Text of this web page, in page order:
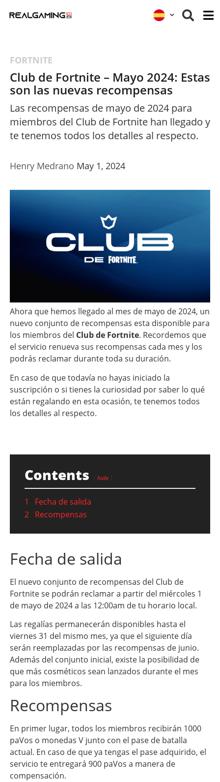
FORTNITE
Club de Fortnite – Mayo 2024: Estas
son las nuevas recompensas
Las recompensas de mayo de 2024 para
miembros del Club de Fortnite han llegado y
te tenemos todos los detalles al respecto.
Henry Medrano May 1, 2024
Ahora que hemos llegado al mes de mayo de 2024, un
nuevo conjunto de recompensas esta disponible para
los miembros del Club de Fortnite. Recordemos que
el servicio renueva sus recompensas cada mes y los
podrás reclamar durante toda su duración.
En caso de que todavía no hayas iniciado la
suscripción o si tienes la curiosidad por saber lo qué
están regalando en esta ocasión, te tenemos todos
los detalles al respecto.
Contents hide
1
Fecha de salida
2 Recompensas
Fecha de salida
El nuevo conjunto de recompensas del Club de
Fortnite se podrán reclamar a partir del miércoles 1
de mayo de 2024 a las 12:00am de tu horario local.
Las regalías permanecerán disponibles hasta el
viernes 31 del mismo mes, ya que el siguiente día
serán reemplazadas por las recompensas de junio.
Además del conjunto inicial, existe la posibilidad de
que más cosméticos sean lanzados durante el mes
para los miembros.
Recompensas
En primer lugar, todos los miembros recibirán 1000
paVos o monedas V junto con el pase de batalla
actual. En caso de que ya tengas el pase adquirido, el
servicio te entregará 900 paVos a manera de
compensación.